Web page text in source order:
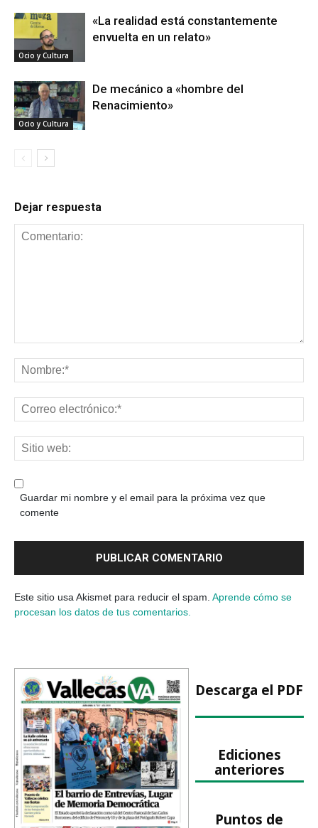
Ocio y Cultura
«La realidad está constantemente
envuelta en un relato»
Ocio y Cultura
De mecánico a «hombre del
Renacimiento»
Dejar respuesta
Guardar mi nombre y el email para la próxima vez que
comente
Este sitio usa Akismet para reducir el spam. Aprende cómo se
procesan los datos de tus comentarios.
Descarga el PDF
Ediciones
anteriores
Puntos de